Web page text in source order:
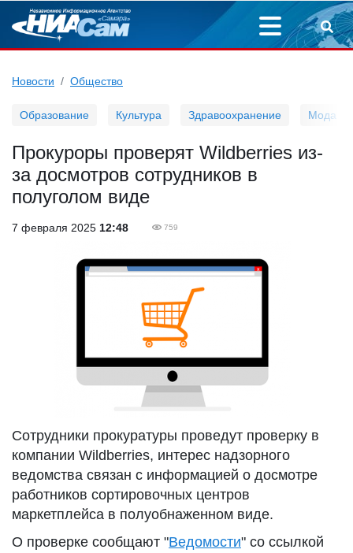
Новости Общество
Образование Культура Здравоохранение Мода
Прокуроры проверят Wildberries из-
за досмотров сотрудников в
полуголом виде
7 февраля 2025 12:48 759
Сотрудники прокуратуры проведут проверку в
компании Wildberries, интерес надзорного
ведомства связан с информацией о досмотре
работников сортировочных центров
маркетплейса в полуобнаженном виде.
О проверке сообщают "Ведомости" со ссылкой